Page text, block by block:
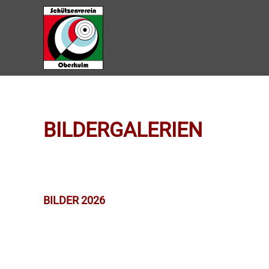
Zum Hauptinhalt springen
BILDERGALERIEN
BILDER 2026